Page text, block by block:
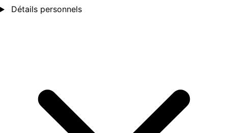
Détails personnels